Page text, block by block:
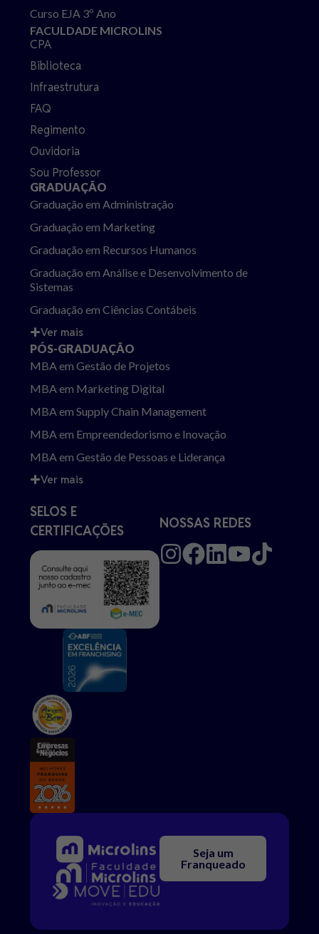
Curso EJA 3º Ano
FACULDADE MICROLINS
CPA
Biblioteca
Infraestrutura
FAQ
Regimento
Ouvidoria
Sou Professor
GRADUAÇÃO
Graduação em Administração
Graduação em Marketing
Graduação em Recursos Humanos
Graduação em Análise e Desenvolvimento de
Sistemas
Graduação em Ciências Contábeis
Ver mais
PÓS-GRADUAÇÃO
MBA em Gestão de Projetos
MBA em Marketing Digital
MBA em Supply Chain Management
MBA em Empreendedorismo e Inovação
MBA em Gestão de Pessoas e Liderança
Ver mais
SELOS E
CERTIFICAÇÕES
NOSSAS REDES
Seja um
Franqueado